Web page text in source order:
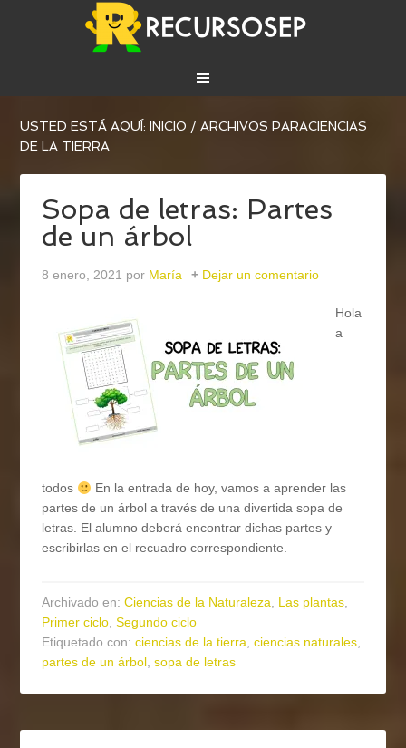
USTED ESTÁ AQUÍ:INICIO / ARCHIVOS PARACIENCIAS
DE LA TIERRA
Sopa de letras: Partes
de un árbol
8 enero, 2021 por María Dejar un comentario
Hola
a
todos
En la entrada de hoy, vamos a aprender las
partes de un árbol a través de una divertida sopa de
letras. El alumno deberá encontrar dichas partes y
escribirlas en el recuadro correspondiente.
Archivado en:Ciencias de la Naturaleza, Las plantas,
Primer ciclo,Segundo ciclo
Etiquetado con:ciencias de la tierra,ciencias naturales,
partes de un árbol,sopa de letras